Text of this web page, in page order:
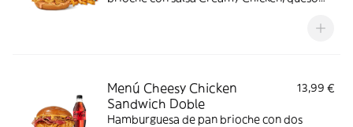
Menú Cheesy Chicken
Sandwich Doble
13,99 €
Hamburguesa de pan brioche con dos